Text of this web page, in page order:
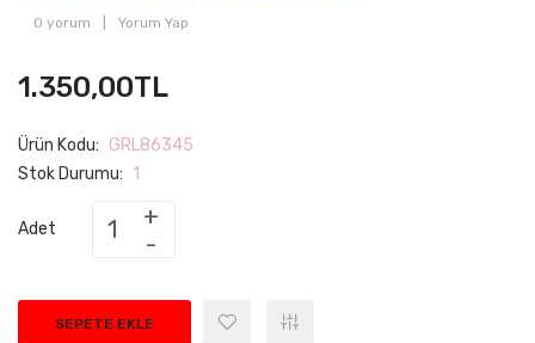
0 yorum Yorum Yap
1.350,00TL
Ürün Kodu: GRL86345
Stok Durumu: 1
Adet
SEPETE EKLE